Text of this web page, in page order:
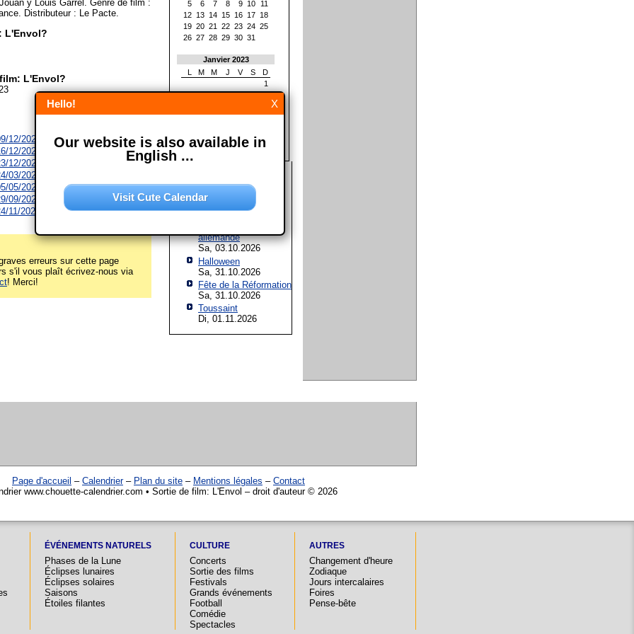
y Louis Garrel. Genre de film :
Distributeur : Le Pacte.
L'Envol?
L'Envol?
12/2026
12/2026
12/2026
03/2027
05/2027
09/2027
11/2027
erreurs sur cette page
s'il vous plaît écrivez-nous via
! Merci!
5 6 7 8 9 10
11
12 13 14 15 16 17 18
19 20 21 22 23 24 25
26 27 28 29 30 31
Janvier 2023
L
M M J V S
D
1
2
3 4 5 6 7
8
16 17 18 19 20 21 22
30 31
jours fériés
Assomption de Marie
Sa, 15.08.2026
allemande
Sa, 03.10.2026
Halloween
Sa, 31.10.2026
Fête de la Réformation
Sa, 31.10.2026
Toussaint
Di, 01.11.2026
Page d'accueil – Calendrier– Plan du site – Mentions légales – Contact
www.chouette-calendrier.com • Sortie de film: L'Envol – droit d'auteur © 2026
ÉVÉNEMENTS NATURELS
Phases de la Lune
Éclipses lunaires
Éclipses solaires
Saisons
Étoiles filantes
CULTURE
Concerts
Sortie des films
Festivals
Grands événements
Football
Comédie
Spectacles
AUTRES
Changement d'heure
Zodiaque
Jours intercalaires
Foires
Pense-bête
X
Hello!
Our website is also available in
English ...
Visit Cute Calendar